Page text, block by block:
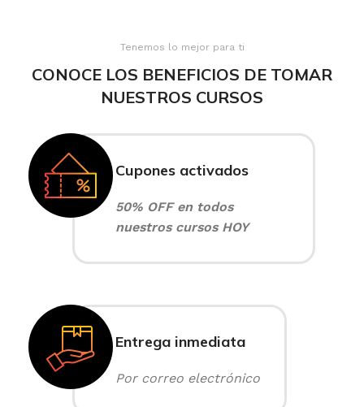
Tenemos lo mejor para ti
CONOCE LOS BENEFICIOS DE TOMAR
NUESTROS CURSOS
Cupones activados
50% OFF en todos
nuestros cursos HOY
Entrega inmediata
Por correo electrónico